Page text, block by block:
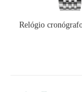
Relógio